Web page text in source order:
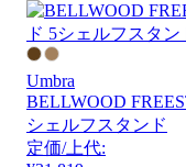
Umbra
BELLWOOD
シェルフスタンド
定価/上代: